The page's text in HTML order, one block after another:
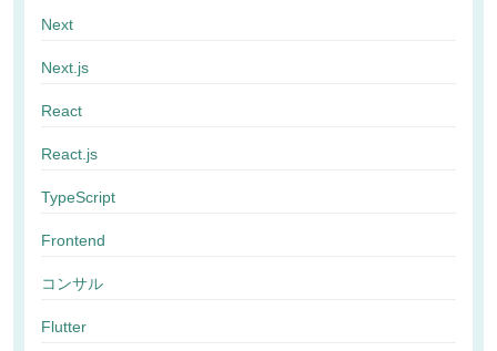
Next
Next.js
React
React.js
TypeScript
Frontend
コンサル
Flutter